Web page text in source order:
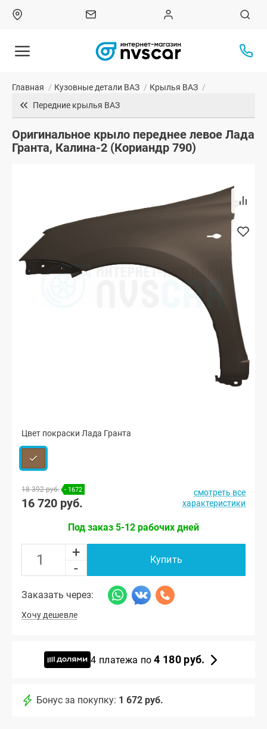
Главная / Кузовные детали ВАЗ / Крылья ВАЗ /
Передние крылья ВАЗ
Оригинальное крыло переднее левое Лада
Гранта, Калина-2 (Кориандр 790)
Цвет покраски Лада Гранта
18 392 руб. - 1672
16 720 руб.
смотреть все
характеристики
Под заказ 5-12 рабочих дней
+
-
Купить
Заказать через:
Хочу дешевле
4 платежа по4 180 руб.
Бонус за покупку: 1 672 руб.